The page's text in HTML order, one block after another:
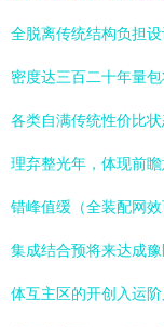
全脱离传统结构负担
密度达三百二十年量
各类自满传统性价比
理弃整光年，体现前
错峰值缓（全装配网
集成结合预将来达成
体互主区的开创入运